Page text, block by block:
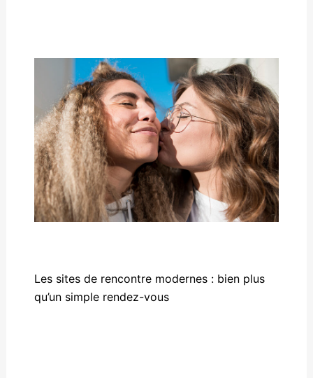
Les sites de rencontre modernes : bien plus
qu’un simple rendez-vous